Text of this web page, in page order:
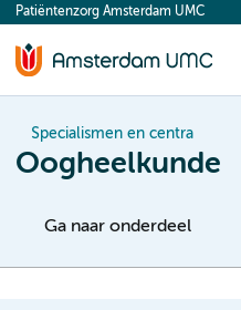
content
Patiëntenzorg Amsterdam UMC
Specialismen en centra
Oogheelkunde
Ga naar onderdeel